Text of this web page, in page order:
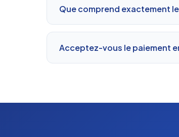
Que comprend exactement
Acceptez-vous le paiement